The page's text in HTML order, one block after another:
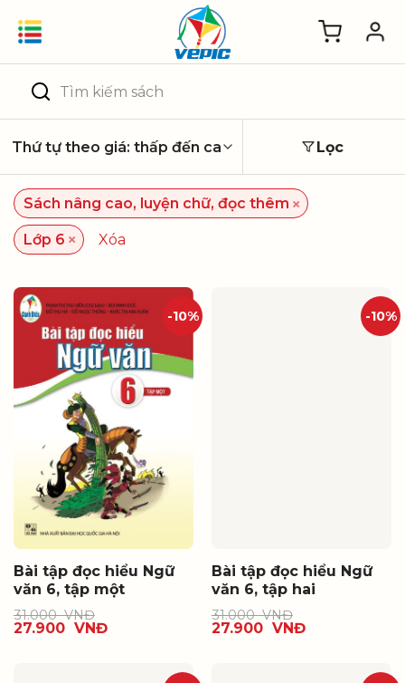
Tìm
kiếm:
Lọc
Sách nâng cao, luyện chữ, đọc thêm ×
Lớp 6 × Xóa
-10%
Bài tập đọc hiểu Ngữ
văn 6, tập một
31.000VNĐ
27.900 VNĐ
-10%
Bài tập đọc hiểu Ngữ
văn 6, tập hai
31.000VNĐ
27.900 VNĐ